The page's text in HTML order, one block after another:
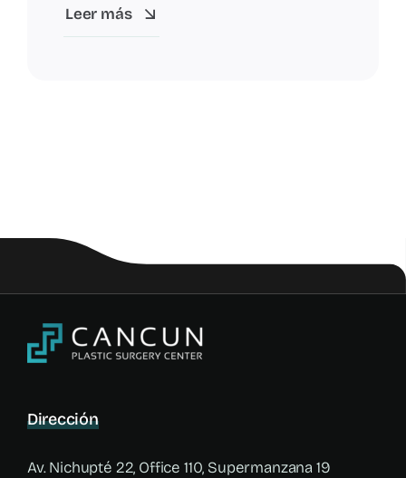
Leer más
Dirección
Av. Nichupté 22, Office 110, Supermanzana 19